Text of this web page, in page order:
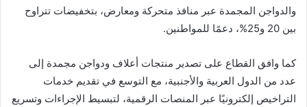
والدواجن المجمدة عبر منافذ متحركة ومعارض، بتخفيضات تتراوح
بين 20 و25%، دعمًا للمواطنين.
كما وافق القطاع على تصدير منتجات أعلاف ودواجن مجمدة إلى
عدد من الدول العربية والأجنبية، مع التوسع في تقديم خدمات
التراخيص إلكترونيًا عبر المنصات الرقمية، لتبسيط الإجراءات وتسريع